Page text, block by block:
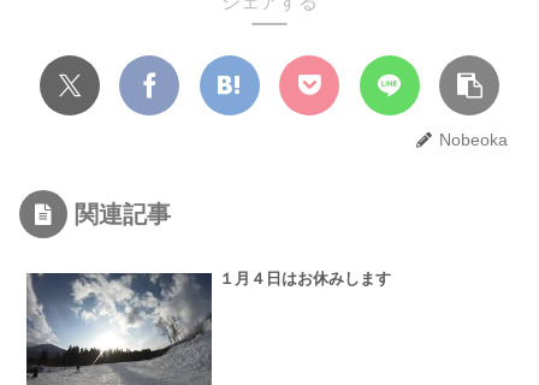
Nobeoka
関連記事
１月４日はお休みします